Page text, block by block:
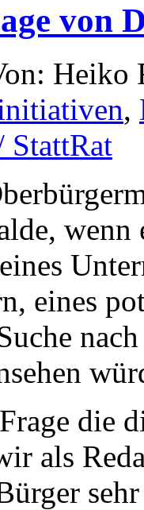
von
Heiko
,
StattRat
wenn
eines
die
als